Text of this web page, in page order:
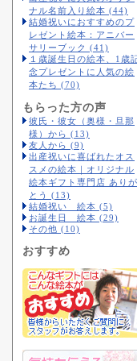
ナル名前入り絵本 (44)
結婚祝いにおすすめのプ
レゼント絵本：アニバー
サリーブック (41)
１歳誕生日の絵本、1歳
念プレゼントに人気の絵
本たち (70)
もらった方の声
彼氏・彼女（奥様・旦那
様）から (13)
友人から (9)
出産祝いに喜ばれたオス
スメの絵本｜オリジナル
絵本ギフト専門店 ありが
とう (13)
結婚祝い 絵本 (5)
お誕生日 絵本 (29)
その他 (10)
おすすめ